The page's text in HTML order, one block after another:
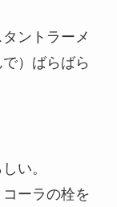
ントラーメ
）ばらばら
い。
ーラの栓を